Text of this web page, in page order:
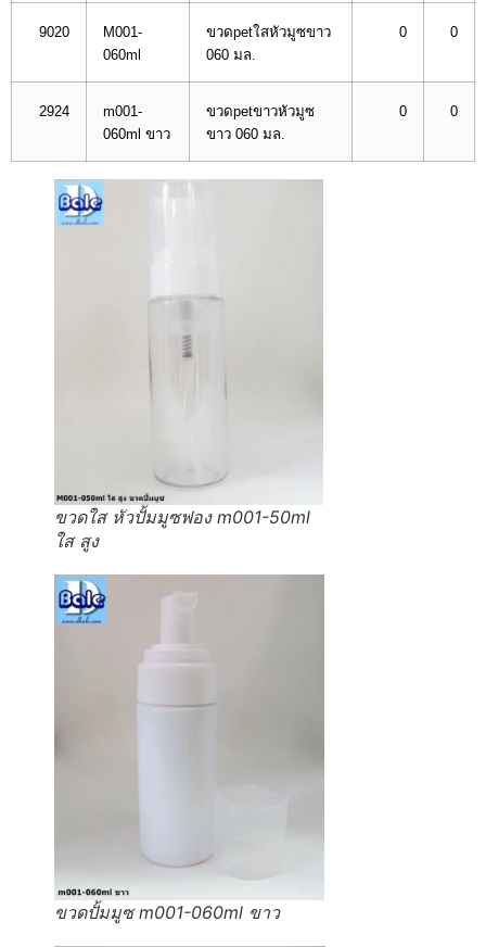
9020
M001-
060ml
ขวดpetใสหัวมูซขาว
060 มล.
0 0
2924
m001-
060ml ขาว
ขวดpetขาวหัวมูซ
ขาว 060 มล.
0 0
ขวดใส หัวปั้มมูซฟอง m001-50ml
ใส สูง
ขวดปั้มมูซ m001-060ml ขาว